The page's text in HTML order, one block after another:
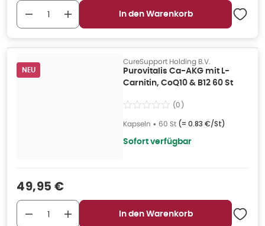
In den Warenkorb
NEU
CureSupport Holding B.V.
Purovitalis Ca-AKG mit L-
Carnitin, CoQ10 & B12 60 St
(0)
Kapseln • 60 St (= 0.83 €/St)
Sofort verfügbar
Verkaufspreis
49,95 €
In den Warenkorb